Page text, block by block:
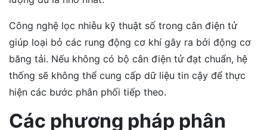
Công nghệ lọc nhiễu kỹ thuật số trong cân điện tử
giúp loại bỏ các rung động cơ khí gây ra bởi động cơ
băng tải. Nếu không có bộ cân điện tử đạt chuẩn, hệ
thống sẽ không thể cung cấp dữ liệu tin cậy để thực
hiện các bước phân phối tiếp theo.
Các phương pháp phân